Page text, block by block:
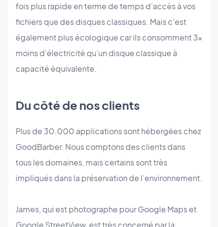
fois plus rapide en terme de temps d’accès à vos
fichiers que des disques classiques. Mais c'est
également plus écologique car ils consomment 3x
moins d'électricité qu’un disque classique à
capacité équivalente.
Du côté de nos clients
Plus de 30.000 applications sont hébergées chez
GoodBarber. Nous comptons des clients dans
tous les domaines, mais certains sont très
impliqués dans la préservation de l’environnement.
James, qui est photographe pour Google Maps et
Google StreetView, est très concerné par la